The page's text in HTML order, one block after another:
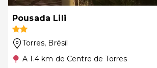
Pousada Lili
Torres, Brésil
A 1.4 km de Centre de Torres